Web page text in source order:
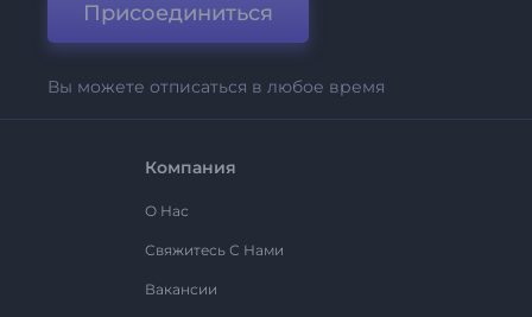
Присоединиться
Вы можете отписаться в любое время
Компания
О Нас
Свяжитесь С Нами
Вакансии